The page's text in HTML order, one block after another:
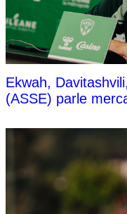
Ekwah,
(ASSE) parle